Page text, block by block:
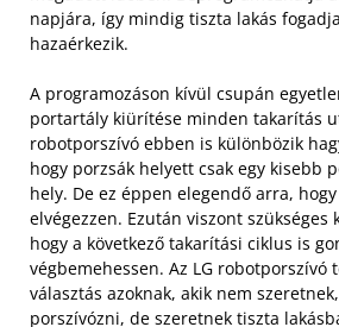
napjára, így mindig tiszta lakás
hazaérkezik.
A programozáson kívül csupán
portartály kiürítése minden takarítás
robotporszívó ebben is különbözik
hogy porzsák helyett csak egy kisebb
hely. De ez éppen elegendő arra,
elvégezzen. Ezután viszont
hogy a következő takarítási ciklus is
végbemehessen. Az LG robotporszívó
választás azoknak, akik nem
porszívózni, de szeretnek tiszta